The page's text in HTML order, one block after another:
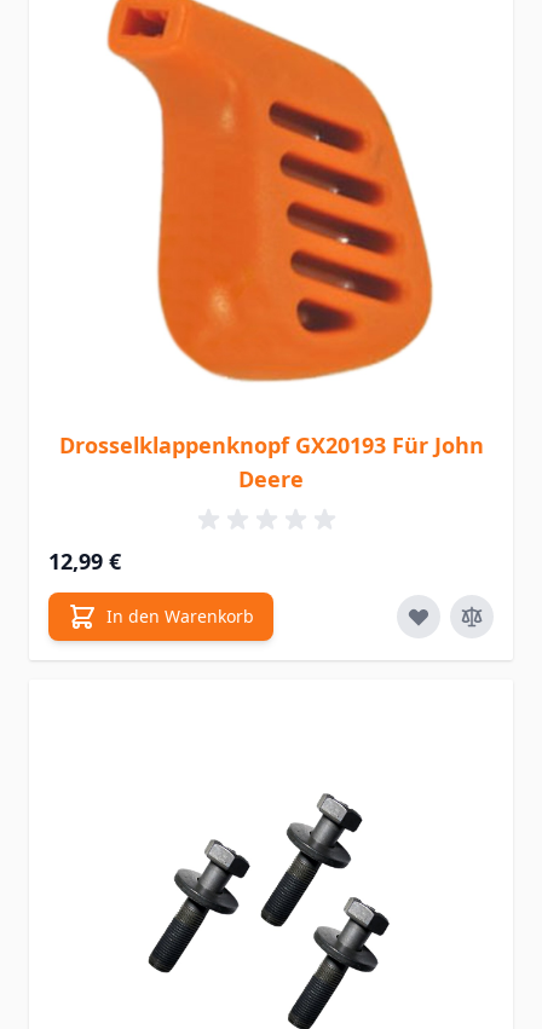
Drosselklappenknopf GX20193 Für John
Deere
12,99 €
In den Warenkorb